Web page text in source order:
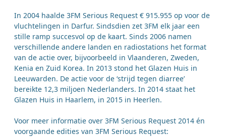
In 2004 haalde 3FM Serious Request € 915.955 op voor de
vluchtelingen in Darfur. Sindsdien zet 3FM elk jaar een
stille ramp succesvol op de kaart. Sinds 2006 namen
verschillende andere landen en radiostations het format
van de actie over, bijvoorbeeld in Vlaanderen, Zweden,
Kenia en Zuid Korea. In 2013 stond het Glazen Huis in
Leeuwarden. De actie voor de ‘strijd tegen diarree’
bereikte 12,3 miljoen Nederlanders. In 2014 staat het
Glazen Huis in Haarlem, in 2015 in Heerlen.
Voor meer informatie over 3FM Serious Request 2014 én
voorgaande edities van 3FM Serious Request: